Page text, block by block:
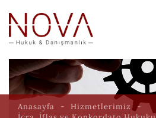
Anasayfa
Hizmetlerimiz